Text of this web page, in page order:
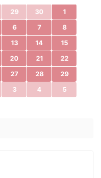
29 30 1
6 7 8
13 14 15
20 21 22
27 28 29
3 4 5